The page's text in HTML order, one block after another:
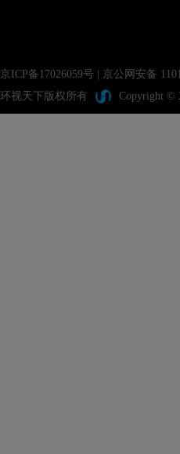
京ICP备17026059号 京公网安备
环视天下版权所有
Copyright ©